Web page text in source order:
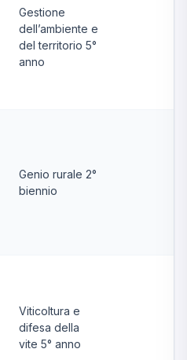
Gestione
dell’ambiente e
del territorio 5°
anno
Genio rurale 2°
biennio
Viticoltura e
difesa della
vite 5° anno